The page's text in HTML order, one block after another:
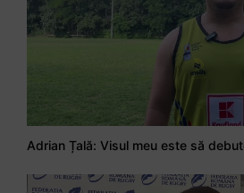
Adrian Țală: Visul meu este să